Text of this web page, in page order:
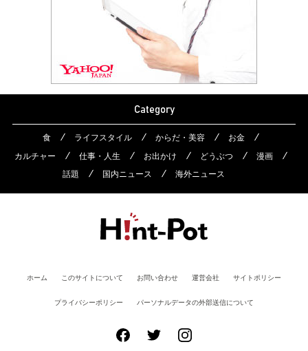
Category
食 ライフスタイル からだ・美容
お金
カルチャー
仕事・人生 お出かけ どうぶつ
漫画
話題
国内ニュース 海外ニュース
ホーム このサイトについて お問い合わせ 運営会社 サイトポリシー
プライバシーポリシー パーソナルデータの外部送信について